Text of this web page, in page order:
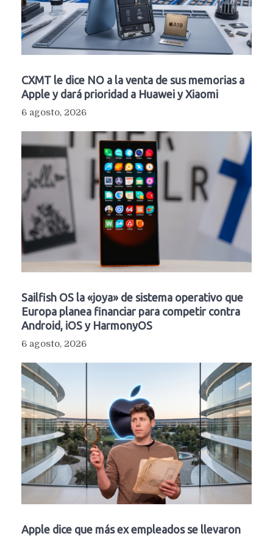
CXMT le dice NO a la venta de sus memorias a
Apple y dará prioridad a Huawei y Xiaomi
6 agosto, 2026
Sailfish OS la «joya» de sistema operativo que
Europa planea financiar para competir contra
Android, iOS y HarmonyOS
6 agosto, 2026
Apple dice que más ex empleados se llevaron